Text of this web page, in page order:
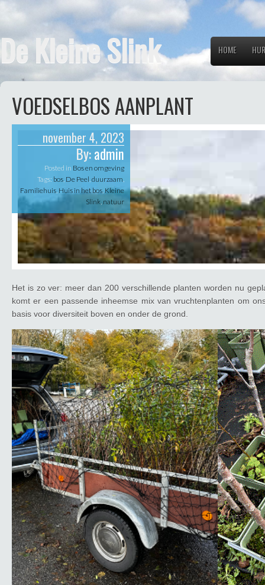
De Kleine Slink HOME
VOEDSELBOS AANPLANT
november 4, 2023
By:admin
Posted in Bos en omgeving
Tags: bos, De Peel,duurzaam,
Familiehuis, Huis in het bos, Kleine
Slink, natuur
Het is zo ver: meer dan 200 verschillende planten worden nu
komt er een passende inheemse mix van vruchtenplanten om
basis voor diversiteit boven en onder de grond.